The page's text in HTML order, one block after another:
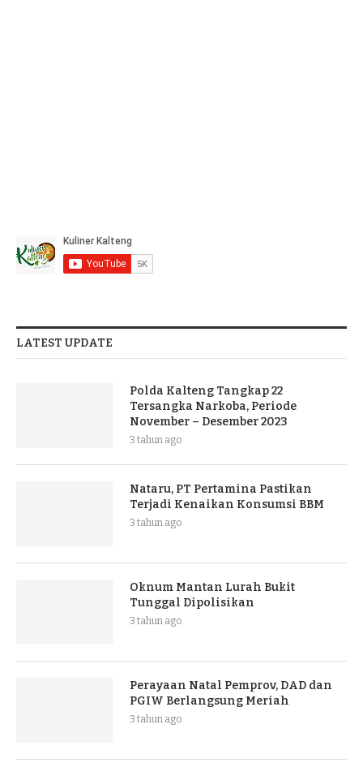
LATEST UPDATE
Polda Kalteng Tangkap 22
Tersangka Narkoba, Periode
November – Desember 2023
3 tahun ago
Nataru, PT Pertamina Pastikan
Terjadi Kenaikan Konsumsi BBM
3 tahun ago
Oknum Mantan Lurah Bukit
Tunggal Dipolisikan
3 tahun ago
Perayaan Natal Pemprov, DAD dan
PGIW Berlangsung Meriah
3 tahun ago